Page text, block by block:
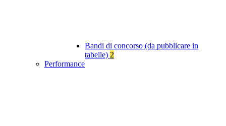
Bandi di concorso (da pubblicare in
tabelle) 2
Performance